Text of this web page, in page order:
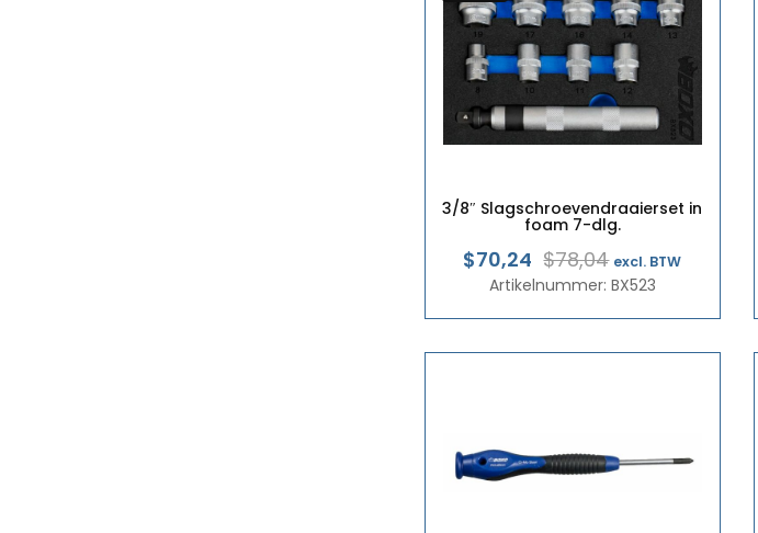
3/8″ Slagschroevendraaierset in
foam 7-dlg.
$78,04Oorspronkelijke
prijs
was:
€67,60.
$70,24
Huidige
prijs
is:
€60,84.
excl. BTW
Artikelnummer: BX523